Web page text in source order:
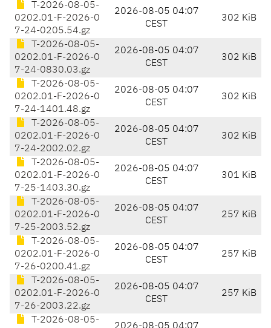
T-2026-08-05-
0202.01-F-2026-0
7-24-0205.54.gz
2026-08-05 04:07
CEST
302 KiB
T-2026-08-05-
0202.01-F-2026-0
7-24-0830.03.gz
2026-08-05 04:07
CEST
302 KiB
T-2026-08-05-
0202.01-F-2026-0
7-24-1401.48.gz
2026-08-05 04:07
CEST
302 KiB
T-2026-08-05-
0202.01-F-2026-0
7-24-2002.02.gz
2026-08-05 04:07
CEST
302 KiB
T-2026-08-05-
0202.01-F-2026-0
7-25-1403.30.gz
2026-08-05 04:07
CEST
301 KiB
T-2026-08-05-
0202.01-F-2026-0
7-25-2003.52.gz
2026-08-05 04:07
CEST
257 KiB
T-2026-08-05-
0202.01-F-2026-0
7-26-0200.41.gz
2026-08-05 04:07
CEST
257 KiB
T-2026-08-05-
0202.01-F-2026-0
7-26-2003.22.gz
2026-08-05 04:07
CEST
257 KiB
T-2026-08-05-